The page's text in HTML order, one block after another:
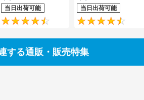
4.2
当日出荷可能
4.5
当日出荷可能
する通販・販売特集